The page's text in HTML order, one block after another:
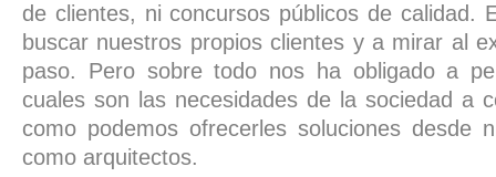
de clientes, ni concursos públicos de calidad.
buscar nuestros propios clientes y a mirar al
paso. Pero sobre todo nos ha obligado a
cuales son las necesidades de la sociedad a
como podemos ofrecerles soluciones desde
como arquitectos.